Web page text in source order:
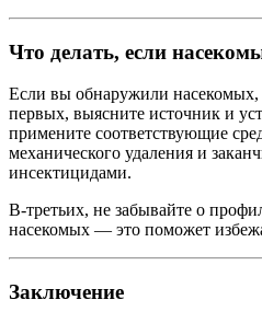
Что делать, если
Если вы обнаружили насекомых,
первых, выясните источник и
примените соответствующие
механического удаления и
инсектицидами.
В-третьих, не забывайте о
насекомых — это поможет
Заключение